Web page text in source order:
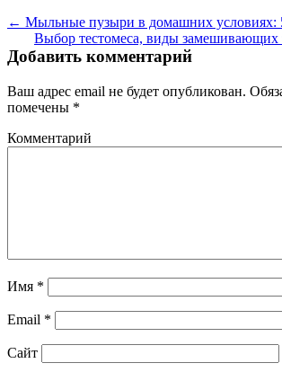
← Мыльные пузыри в домашних условиях:
Выбор тестомеса, виды замешивающих
Добавить комментарий
Ваш адрес email не будет опубликован.
помечены *
Комментарий
Имя *
Email *
Сайт